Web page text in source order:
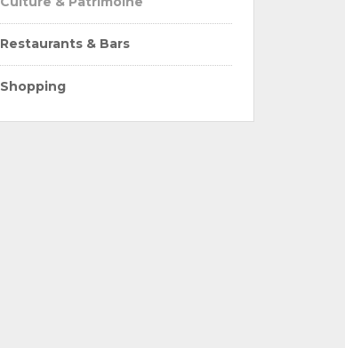
Restaurants & Bars
Shopping